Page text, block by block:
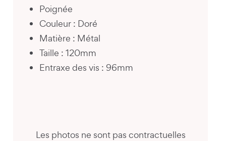
Poignée
Couleur : Doré
Matière : Métal
Taille : 120mm
Entraxe des vis : 96mm
Les photos ne sont pas contractuelles